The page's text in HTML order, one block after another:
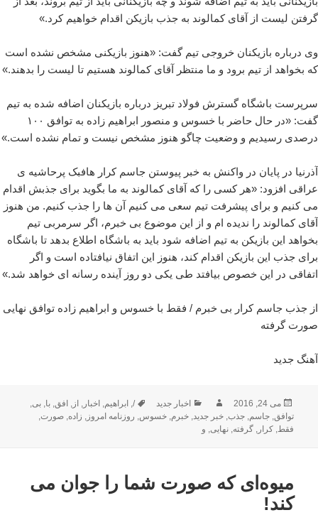
گرفتن لیست از آقای کمالوند به جذب بازیکن اقدام خواهیم کرد.»
وی درباره بازیکنان خروجی تیم گفت: «هنوز بازیکنی مشخص نشده است
که بخواهد از تیم برود و ما منتظر آقای کمالوند هستیم تا لیست را بدهند.»
سرپرست باشگاه گسترش فولاد تبریز درباره بازیکنان اضافه شده به تیم
گفت: «در حال حاضر با خسوس و منصور ابراهیم زاده به توافق ۱۰۰
درصدی رسیدیم و وضعیت چاگو هنوز مشخص نیست و تمام نشده است.»
آذرنیا در پایان در واکنش به خبر پیوستن جاسم کرار هافبک پرحاشیه ی
عراقی افزود: «هر کسی را که آقای کمالوند به ما بگوید برای جذبش اقدام
می کنیم و برای پیشرفت تیم سعی می کنیم آن ها را جذب کنیم. من هنوز
آقای کمالوند را ندیده ام و از این موضوع بی خبرم، اگر سرمربی تیم
بخواهد این بازیکن به تیم اضافه شود باید به باشگاه اطلاع بدهد تا باشگاه
برای جذب این بازیکن اقدام کند، هنوز این اتفاق نیافتاده است و اگر
اتفاقی در این خصوص بیافتد طی یکی دو روز آینده رسانه ای خواهد شد.»
از جذب جاسم کرار بی خبرم / فقط با خسوس و ابراهیم زاده توافق نهایی
صورت گرفته
آهنگ جدید
ارسال
شده
در
می 24, 2016 نویسندهدسته‌ها
اخبار جدید برچسب‌ها
/
, ابراهیم, اخبار, از, افق,با,بی,
توافق,جاسم,جذب,خبر جدید,خبرم,خسوس, روزنامه امروز, زاده,صورت,
فقط,کرار,گرفته,نهایی, و
میوه‌ای که صورت شما را جوان می
کند!